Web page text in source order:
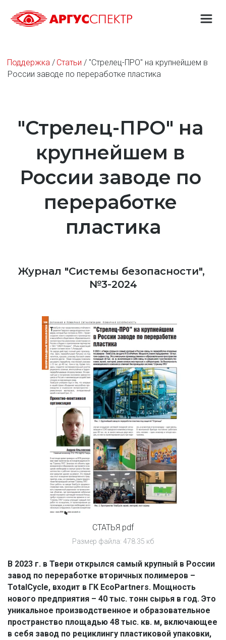
Поддержка / Статьи / "Стрелец-ПРО" на крупнейшем в
России заводе по переработке пластика
"Стрелец-ПРО" на
крупнейшем в
России заводе по
переработке
пластика
Журнал "Системы безопасности",
№3-2024
СТАТЬЯ.pdf
Размер файла: 478.35 кб
В 2023 г. в Твери открылся самый крупный в России
завод по переработке вторичных полимеров –
TotalCycle, входит в ГК EcoPartners. Мощность
нового предприятия – 40 тыс. тонн сырья в год. Это
уникальное производственное и образовательное
пространство площадью 48 тыс. кв. м, включающее
в себя завод по рециклингу пластиковой упаковки,